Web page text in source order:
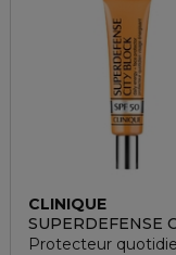
CLINIQUE
SUPERDEFENSE
Protecteur